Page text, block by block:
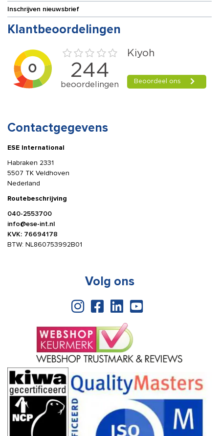
Inschrijven nieuwsbrief
Klantbeoordelingen
Contactgegevens
ESE International
Habraken 2331
5507 TK Veldhoven
Nederland
Routebeschrijving
040-2553700
info@ese-int.nl
KVK: 76694178
BTW: NL860753992B01
Volg ons